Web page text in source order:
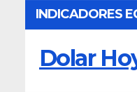
INDICADORES
Dolar